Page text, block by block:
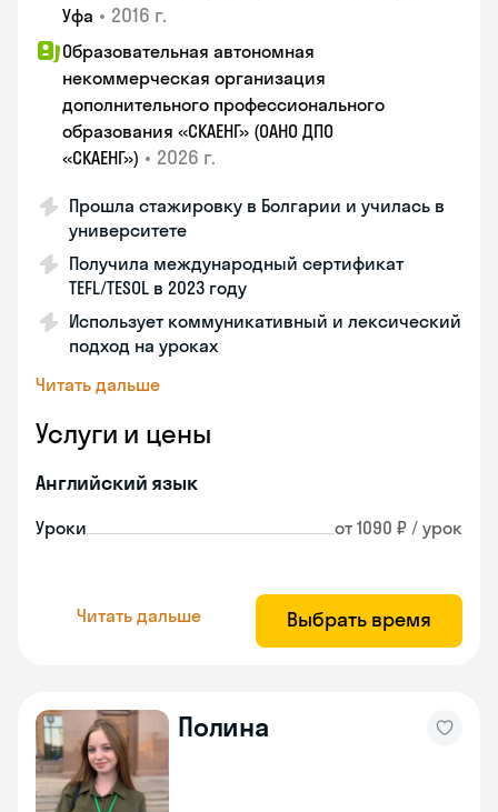
Уфа • 2016 г.
Образовательная автономная
некоммерческая организация
дополнительного профессионального
образования «СКАЕНГ» (ОАНО ДПО
«СКАЕНГ») • 2026 г.
Прошла стажировку в Болгарии и училась в
университете
Получила международный сертификат
TEFL/TESOL в 2023 году
Использует коммуникативный и лексический
подход на уроках
Читать дальше
Услуги и цены
Английский язык
Уроки от 1090 ₽ / урок
Читать дальше Выбрать время
Полина